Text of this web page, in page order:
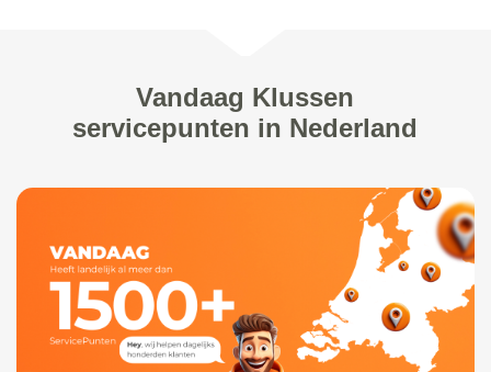
Vandaag Klussen
servicepunten in Nederland